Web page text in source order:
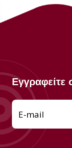
Εγγραφείτε
E-mail